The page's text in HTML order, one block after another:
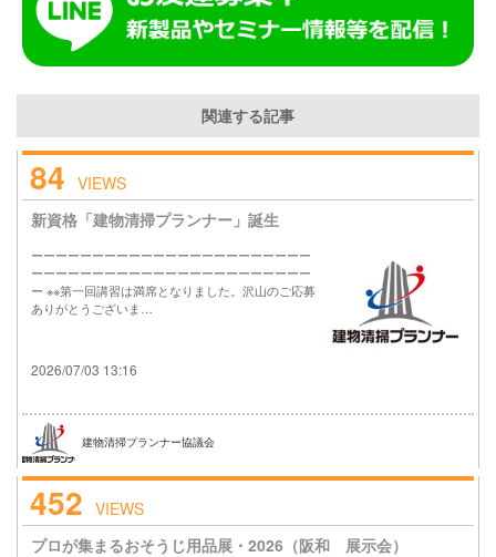
関連する記事
84 VIEWS
新資格「建物清掃プランナー」誕生
ーーーーーーーーーーーーーーーーーーーーーーー
ーーーーーーーーーーーーーーーーーーーーーーー
ー ※※第一回講習は満席となりました。沢山のご応募
ありがとうございま…
2026/07/03 13:16
建物清掃プランナー協議会
452 VIEWS
プロが集まるおそうじ用品展・2026（阪和 展示会）